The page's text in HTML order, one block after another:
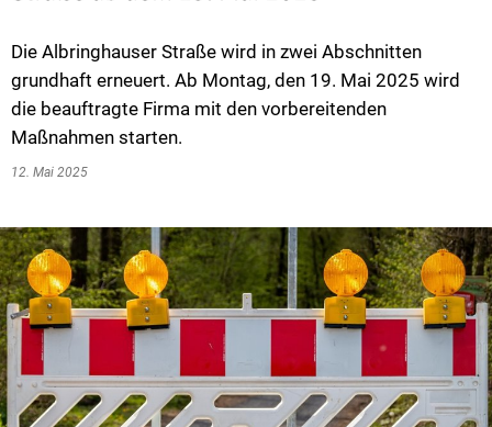
Die Albringhauser Straße wird in zwei Abschnitten
grundhaft erneuert. Ab Montag, den 19. Mai 2025 wird
die beauftragte Firma mit den vorbereitenden
Maßnahmen starten.
12. Mai 2025